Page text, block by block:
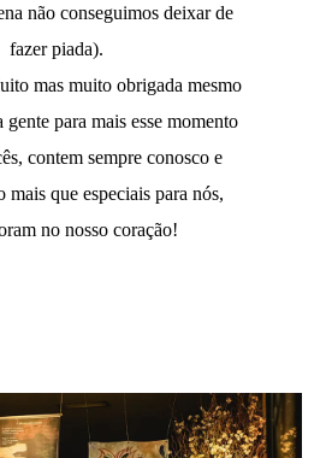
não conseguimos deixar de
fazer piada).
mas muito obrigada mesmo
gente para mais esse momento
contem sempre conosco e
mais que especiais para nós,
no nosso coração!